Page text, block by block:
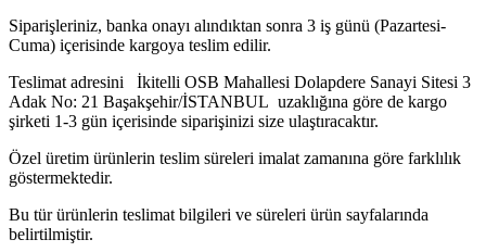
Siparişleriniz, banka onayı alındıktan sonra 3 iş günü (Pazartesi-
Cuma) içerisinde kargoya teslim edilir.
Teslimat adresini İkitelli OSB Mahallesi Dolapdere Sanayi Sitesi 3
Adak No: 21 Başakşehir/İSTANBUL uzaklığına göre de kargo
şirketi 1-3 gün içerisinde siparişinizi size ulaştıracaktır.
Özel üretim ürünlerin teslim süreleri imalat zamanına göre farklılık
göstermektedir.
Bu tür ürünlerin teslimat bilgileri ve süreleri ürün sayfalarında
belirtilmiştir.